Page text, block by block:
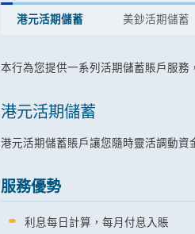
港元活期儲蓄 美鈔活期儲蓄
本行為您提供一系列活期儲蓄賬戶服務
港元活期儲蓄
港元活期儲蓄賬戶讓您隨時靈活調動資
服務優勢
利息每日計算，每月付息入賬